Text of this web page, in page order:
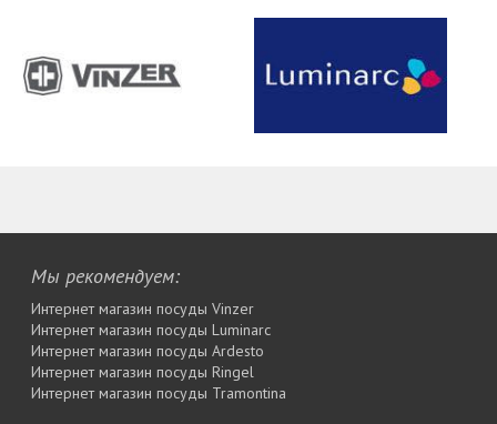
Мы рекомендуем:
Интернет магазин посуды Vinzer
Интернет магазин посуды Luminarc
Интернет магазин посуды Ardesto
Интернет магазин посуды Rіngel
Интернет магазин посуды Tramontina